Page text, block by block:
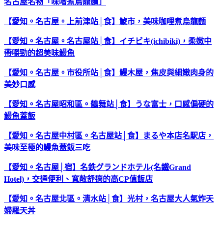
【愛知。名古屋。上前津站│食】鯱市，美味咖哩煮烏龍麵
【愛知。名古屋。名古屋站│食】イチビキ(ichibiki)，柔嫩中
帶嚼勁的超美味鰻魚
【愛知。名古屋。市役所站│食】鰻木屋，焦皮與細嫩肉身的
美妙口感
【愛知。名古屋昭和區。鶴舞站│食】うな富士，口感偏硬的
鰻魚蓋飯
【愛知。名古屋中村區。名古屋站│食】まるや本店名駅店，
美味至極的鰻魚蓋飯三吃
【愛知。名古屋│宿】名鉄グランドホテル(名鐵Grand
Hotel)，交通便利、寬敞舒適的高CP值飯店
【愛知。名古屋北區。清水站│食】光村，名古屋大人氣炸天
婦羅天丼